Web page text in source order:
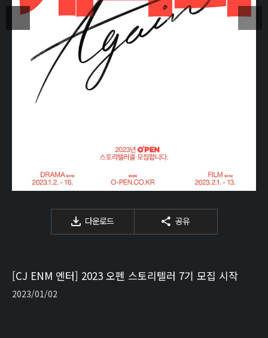
다운로드 공유
[CJ ENM 엔터] 2023 오펜 스토리텔러 7기 모집 시작
2023/01/02